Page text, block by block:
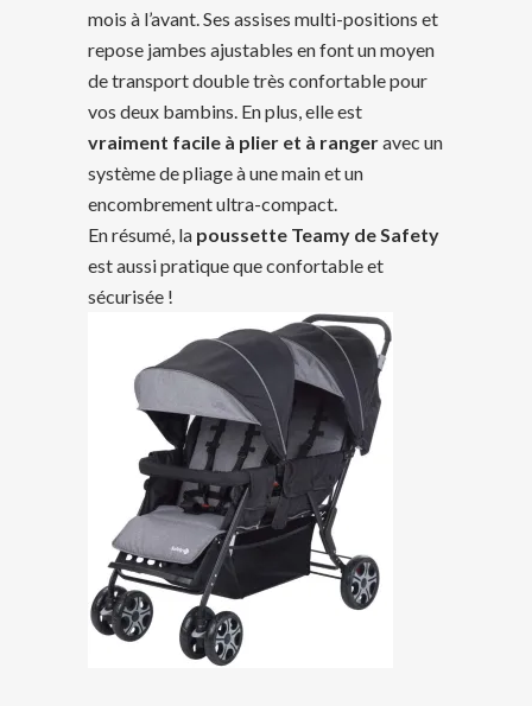
mois à l’avant. Ses assises multi-positions et
repose jambes ajustables en font un moyen
de transport double très confortable pour
vos deux bambins. En plus, elle est
vraiment facile à plier et à rangeravec un
système de pliage à une main et un
encombrement ultra-compact.
En résumé, la poussette Teamy de Safety
est aussi pratique que confortable et
sécurisée !